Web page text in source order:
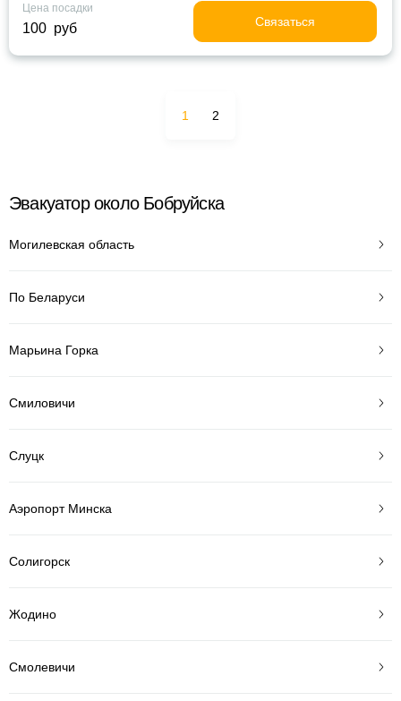
Цена посадки
100 руб Связаться
1 2
Эвакуатор около Бобруйска
Могилевская область
По Беларуси
Марьина Горка
Смиловичи
Слуцк
Аэропорт Минска
Солигорск
Жодино
Смолевичи